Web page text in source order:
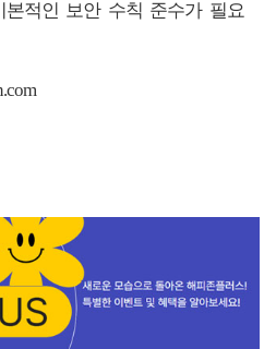
적인 보안 수칙 준수가 필요